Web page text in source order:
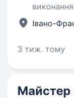
Івано-
3 тиж. тому
Майстер